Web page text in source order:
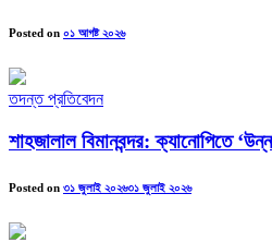
Posted on ০১ আগষ্ট ২০২৬
তদন্ত প্রতিবেদন
শাহজালাল বিমানবন্দর: ক্যানোপিতে
Posted on ৩১ জুলাই ২০২৬৩১ জুলাই ২০২৬